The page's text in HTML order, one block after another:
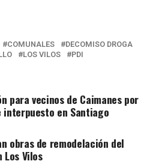
COMUNALES
DECOMISO DROGA
LOS VILOS
PDI
para vecinos de Caimanes por
en Santiago
obras de remodelación del
Los Vilos